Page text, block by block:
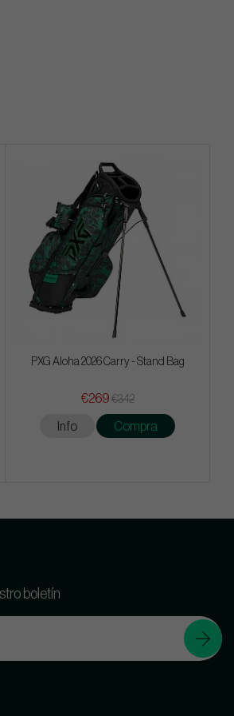
PXG Aloha 2026 Carry - Stand Bag
€269 €342
Info Compra
boletín